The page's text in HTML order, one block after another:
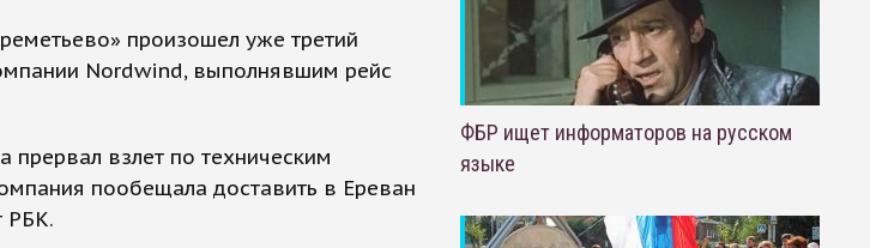
произошел уже третий
Nordwind, выполнявшим рейс
взлет по техническим
пообещала доставить в Ереван
РБК.
ФБР ищет информаторов на русском
языке